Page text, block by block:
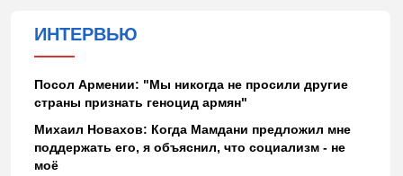
ИНТЕРВЬЮ
Посол Армении: "Мы никогда не просили другие
страны признать геноцид армян"
Михаил Новахов: Когда Мамдани предложил мне
поддержать его, я объяснил, что социализм - не
моё